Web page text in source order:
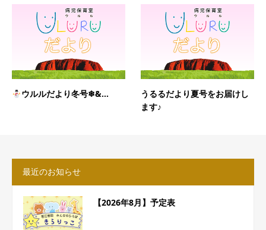
ウルルだより冬号❄&...
うるるだより夏号をお届けし
ます♪
最近のお知らせ
【2026年8月】予定表